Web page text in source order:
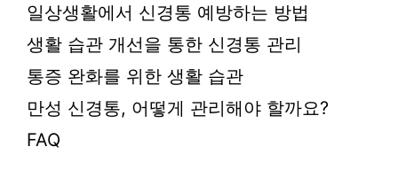
일상생활에서 신경통 예방하는 방법
생활 습관 개선을 통한 신경통 관리
통증 완화를 위한 생활 습관
만성 신경통, 어떻게 관리해야 할까요?
FAQ